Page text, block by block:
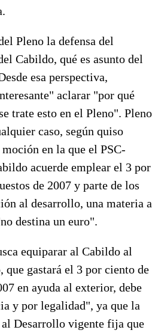
Pleno la defensa del
Cabildo, qué es asunto del
esa perspectiva,
aclarar "por qué
trate esto en el Pleno". Pleno
caso, según quiso
en la que el PSC-
acuerde emplear el 3 por
de 2007 y parte de los
al desarrollo, una materia a
destina un euro".
equiparar al Cabildo al
que gastará el 3 por ciento de
en ayuda al exterior, debe
y por legalidad", ya que la
Desarrollo vigente fija que